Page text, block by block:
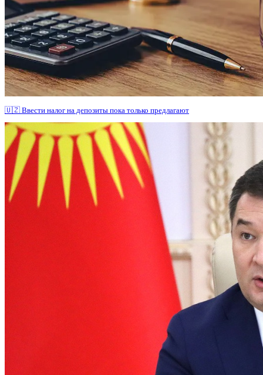
🇺🇿 Ввести налог на депозиты пока только предлагают